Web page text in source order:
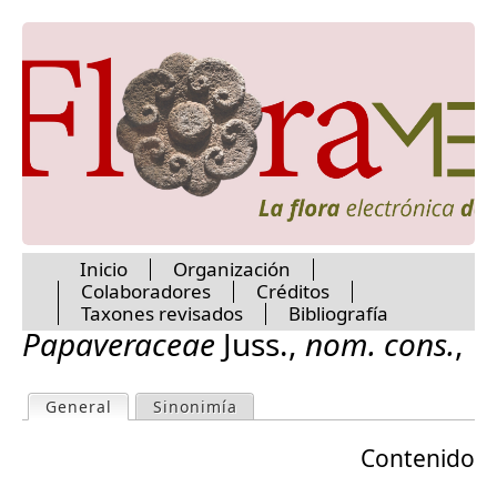
PapaveraceaeJuss.,nom. cons.,
P
General (active tab)
Sinonimía
Contenido
M
Inicio
Organización
Colaboradores
Créditos
Taxones revisados
Bibliografía
Mayacaceae
Melanthiaceae
Melastomataceae
Meliaceae
Menispermaceae
Menyanthaceae
Metteniusaceae
Mitrastemonaceae
Monimiaceae
Montiaceae
Moraceae
Muntingiaceae
Musaceae
Myricaceae
Myristicaceae
Myrtaceae